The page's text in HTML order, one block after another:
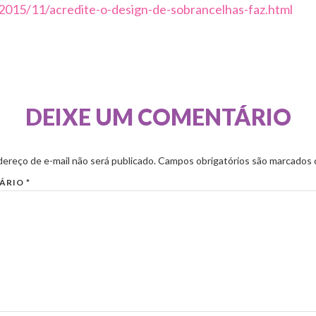
11/acredite-o-design-de-sobrancelhas-faz.html
DEIXE UM COMENTÁRIO
de e-mail não será publicado.Campos obrigatórios são marcados
*